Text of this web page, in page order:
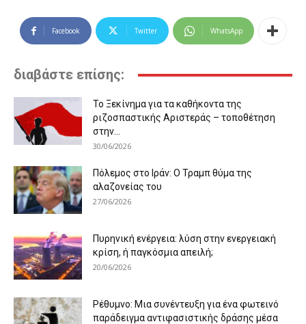
Facebook Twitter WhatsApp
διαβάστε επίσης:
Το Ξεκίνημα για τα καθήκοντα της
ριζοσπαστικής Αριστεράς – τοποθέτηση
στην...
30/06/2026
Πόλεμος στο Ιράν: Ο Τραμπ θύμα της
αλαζονείας του
27/06/2026
Πυρηνική ενέργεια: λύση στην ενεργειακή
κρίση, ή παγκόσμια απειλή;
20/06/2026
Ρέθυμνο: Μια συνέντευξη για ένα φωτεινό
παράδειγμα αντιφασιστικής δράσης μέσα